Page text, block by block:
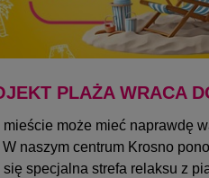
PLAŻA WRACA
mieście może mieć naprawdę
W naszym centrum Krosno
specjalna strefa relaksu z